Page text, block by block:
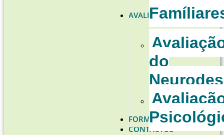
AVALIAÇÕES
do
FORMAÇÕES
CONTACTOS